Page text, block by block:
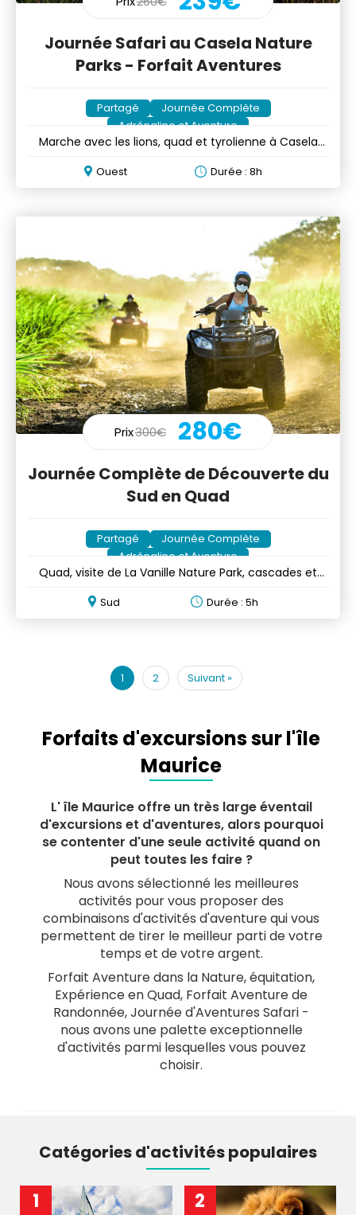
Journée Safari au Casela Nature
Parks - Forfait Aventures
Partagé
Journée Complète
Adrénaline et Aventure
Marche avec les lions, quad et tyrolienne à Casela
Ouest Durée : 8h
Prix300€ 280€
Journée Complète de Découverte du
Sud en Quad
Partagé
Journée Complète
Adrénaline et Aventure
Quad, visite de La Vanille Nature Park, cascades et
Sud Durée : 5h
1 2 Suivant »
Forfaits d'excursions sur l'île
Maurice
L' île Maurice offre un très large éventail
d'excursions et d'aventures, alors pourquoi
se contenter d'une seule activité quand on
peut toutes les faire ?
Nous avons sélectionné les meilleures
activités pour vous proposer des
combinaisons d'activités d'aventure qui vous
permettent de tirer le meilleur parti de votre
temps et de votre argent.
Forfait Aventure dans la Nature, équitation,
Expérience en Quad, Forfait Aventure de
Randonnée, Journée d'Aventures Safari -
nous avons une palette exceptionnelle
d'activités parmi lesquelles vous pouvez
choisir.
Catégories d'activités populaires
1 2